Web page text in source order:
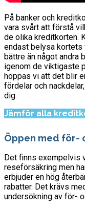
På banker och
vara svårt att förstå
de olika kreditkorten.
endast belysa kortets
bättre än något andra
igenom de viktigaste
hoppas vi att det blir
fördelar och
dig.
Jämför alla
Öppen med för-
Det finns exempelvis
reseförsäkring men
erbjuder en hög
rabatter. Det krävs
undersökning av för-